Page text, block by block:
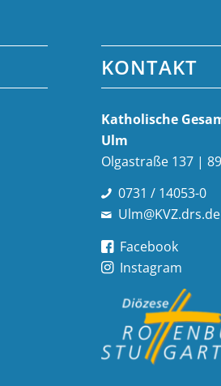
KONTAKT
Katholische
Ulm
Olgastraße 137 |
0731 / 14053-0
Ulm@KVZ.drs.de
Facebook
Instagram